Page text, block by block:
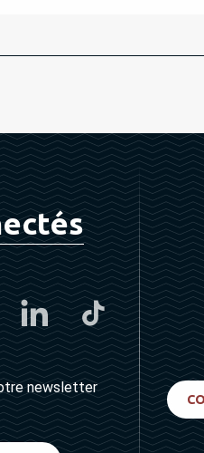
newsletter